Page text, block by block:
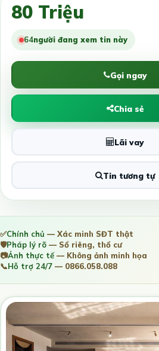
80 Triệu
64người đang xem tin này
Gọi ngay
Chia sẻ
Lãi vay
Tin tương tự
✅Chính chủ — Xác minh SĐT thật
🛡️Pháp lý rõ — Sổ riêng, thổ cư
📷Ảnh thực tế— Không ảnh minh họa
📞Hỗ trợ 24/7 — 0866.058.088